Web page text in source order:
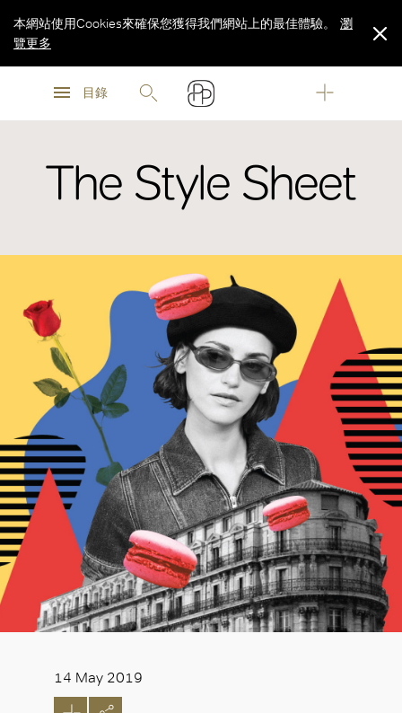
瀏
目錄
本網站使用Cookies來確保您獲得我們網站上的最佳體驗。
瀏
覽更多
The Style Sheet
14 May 2019